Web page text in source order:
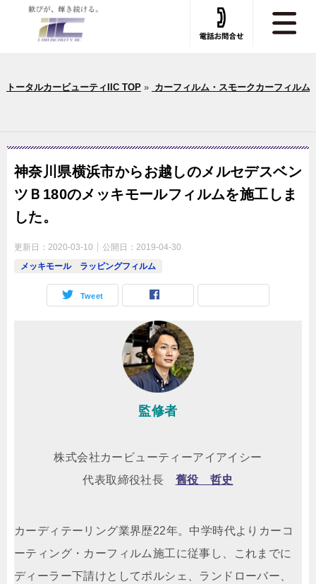
トータルカービューティIIC TOP» カーフィルム・スモークカーフィルム
神奈川県横浜市からお越しのメルセデスベン
ツＢ180のメッキモールフィルムを施工しま
した。
更新日： 2020-03-10 公開日： 2019-04-30
メッキモール ラッピングフィルム
Tweet
監修者
株式会社カービューティーアイアイシー
代表取締役社長 舊役 哲史
カーディテーリング業界歴22年。中学時代よりカーコ
ーティング・カーフィルム施工に従事し、これまでに
ディーラー下請けとしてポルシェ、ランドローバー、